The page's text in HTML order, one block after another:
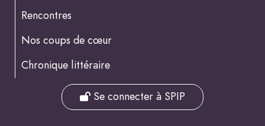
Rencontres
Nos coups de cœur
Chronique littéraire
Se connecter à SPIP